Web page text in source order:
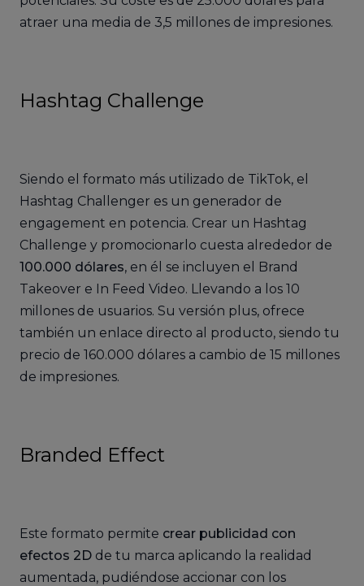
atraer una media de 3,5 millones de impresiones.
Hashtag Challenge
Siendo el formato más utilizado de TikTok, el
Hashtag Challenger es un generador de
engagement en potencia. Crear un Hashtag
Challenge y promocionarlo cuesta alrededor de
100.000 dólares, en él se incluyen el Brand
Takeover e In Feed Video. Llevando a los 10
millones de usuarios. Su versión plus, ofrece
también un enlace directo al producto, siendo tu
precio de 160.000 dólares a cambio de 15 millones
de impresiones.
Branded Effect
Este formato permite crear publicidad con
efectos 2D de tu marca aplicando la realidad
aumentada, pudiéndose accionar con los